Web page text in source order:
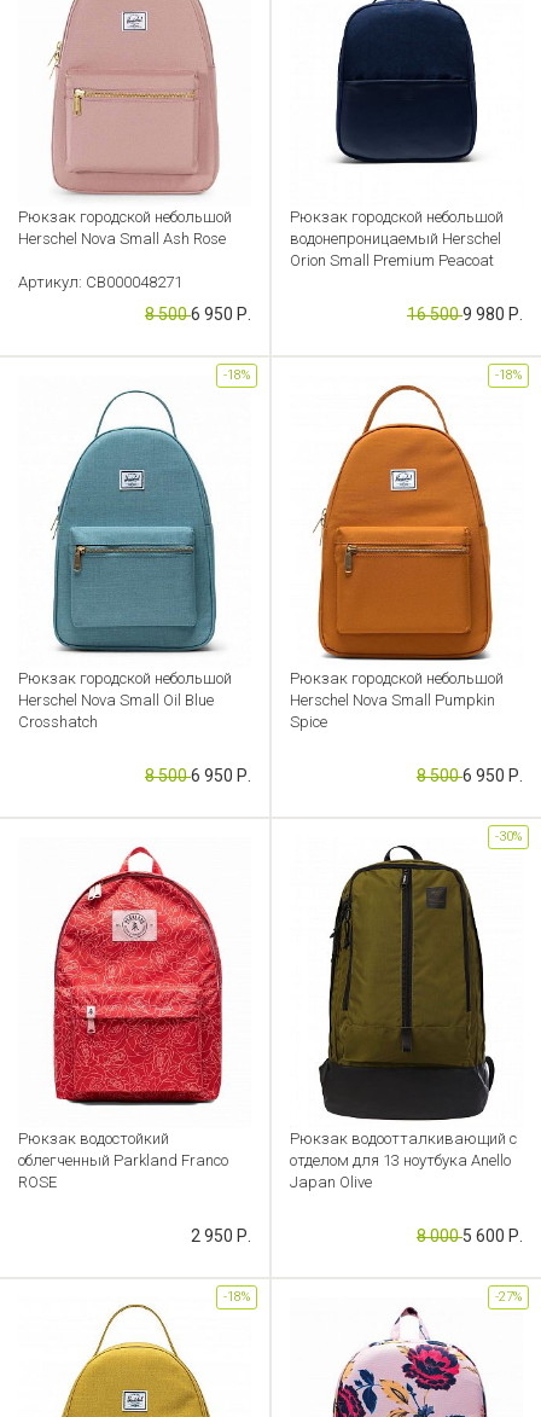
Рюкзак городской небольшой
Herschel Nova Small Ash Rose
Артикул: CB000048271
8 5006 950 Р.
Рюкзак городской небольшой
водонепроницаемый Herschel
Orion Small Premium Peacoat
Артикул: CB000045472
16 5009 980 Р.
Рюкзак городской небольшой
Herschel Nova Small Oil Blue
Crosshatch
Артикул: CB000045349
8 5006 950 Р.
-18%
Рюкзак городской небольшой
Herschel Nova Small Pumpkin
Spice
Артикул: CB000045350
8 5006 950 Р.
-18%
Рюкзак водостойкий
облегченный Parkland Franco
ROSE
2 950 Р.
Рюкзак водоотталкивающий с
отделом для 13 ноутбука Anello
Japan Olive
Артикул: CB000041495
8 0005 600 Р.
-30%
-18% -27%